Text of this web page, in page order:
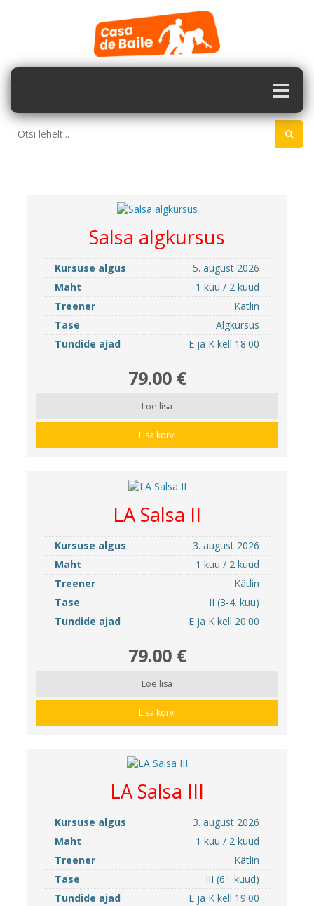
Salsa algkursus
Kursuse algus
5. august 2026
Maht
1 kuu / 2 kuud
Treener
Kätlin
Tase
Algkursus
Tundide ajad
E ja K kell 18:00
79.00 €
Loe lisa
Lisa korvi
LA Salsa II
Kursuse algus
3. august 2026
Maht
1 kuu / 2 kuud
Treener
Kätlin
Tase
II (3-4. kuu)
Tundide ajad
E ja K kell 20:00
79.00 €
Loe lisa
Lisa korvi
LA Salsa III
Kursuse algus
3. august 2026
Maht
1 kuu / 2 kuud
Treener
Kätlin
Tase
III (6+ kuud)
Tundide ajad
E ja K kell 19:00